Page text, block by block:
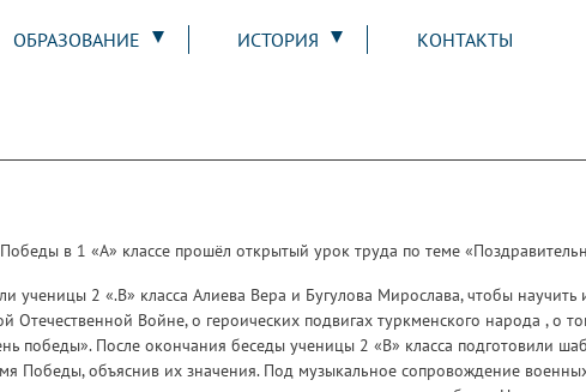
ОБРАЗОВАНИЕ ИСТОРИЯ КОНТАКТЫ
в 1 «А» классе прошёл открытый урок труда по теме
ученицы 2 «.В» класса Алиева Вера и Бугулова Мирослава, чтобы научить
Отечественной Войне, о героических подвигах туркменского народа , о
победы». После окончания беседы ученицы 2 «В» класса подготовили
Победы, объяснив их значения. Под музыкальное сопровождение